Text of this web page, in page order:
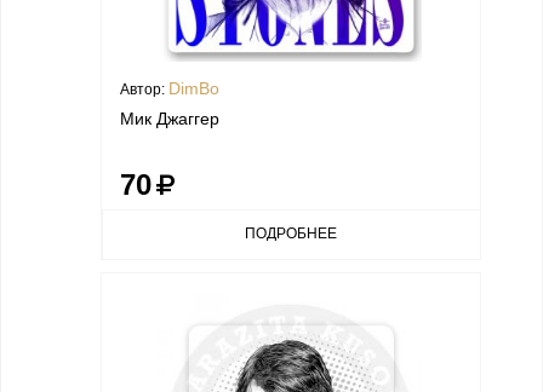
Автор: DimBo
Мик Джаггер
70
ПОДРОБНЕЕ